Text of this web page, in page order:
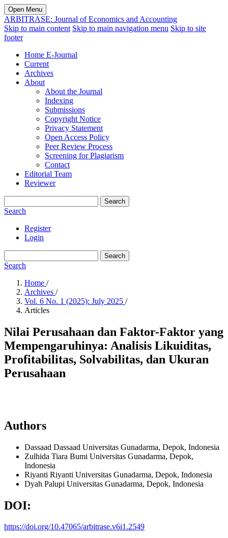
Open Menu
ARBITRASE: Journal of Economics and Accounting
Skip to main content Skip to main navigation menu Skip to site
footer
Home E-Journal
Current
Archives
About
About the Journal
Indexing
Submissions
Copyright Notice
Privacy Statement
Open Access Policy
Peer Review Process
Screening for Plagiarism
Contact
Editorial Team
Reviewer
Search
Search
Register
Login
Search
Search
Home /
Archives /
Vol. 6 No. 1 (2025): July 2025 /
Articles
Nilai Perusahaan dan Faktor-Faktor yang
Mempengaruhinya: Analisis Likuiditas,
Profitabilitas, Solvabilitas, dan Ukuran
Perusahaan
Authors
Dassaad Dassaad Universitas Gunadarma, Depok, Indonesia
Zulhida Tiara Bumi Universitas Gunadarma, Depok,
Indonesia
Riyanti Riyanti Universitas Gunadarma, Depok, Indonesia
Dyah Palupi Universitas Gunadarma, Depok, Indonesia
DOI:
https://doi.org/10.47065/arbitrase.v6i1.2549